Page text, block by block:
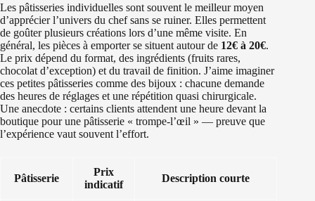
Les pâtisseries individuelles sont souvent le meilleur moyen
d’apprécier l’univers du chef sans se ruiner. Elles permettent
de goûter plusieurs créations lors d’une même visite. En
général, les pièces à emporter se situent autour de 12€ à 20€.
Le prix dépend du format, des ingrédients (fruits rares,
chocolat d’exception) et du travail de finition. J’aime imaginer
ces petites pâtisseries comme des bijoux : chacune demande
des heures de réglages et une répétition quasi chirurgicale.
Une anecdote : certains clients attendent une heure devant la
boutique pour une pâtisserie « trompe-l’œil » — preuve que
l’expérience vaut souvent l’effort.
Pâtisserie
Prix
indicatif
Description courte